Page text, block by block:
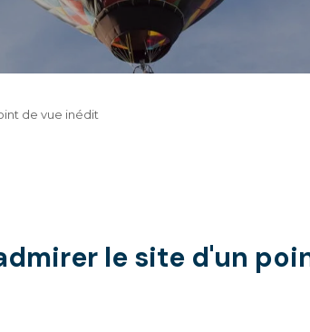
de vue inédit
le site d'un